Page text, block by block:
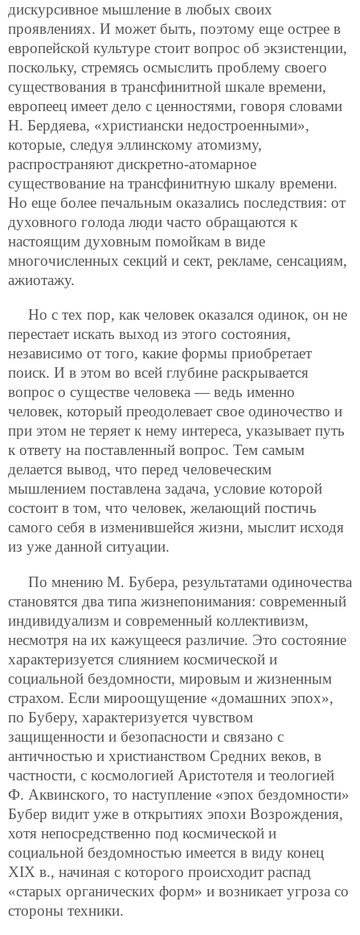
дискурсивное мышление в любых своих
проявлениях. И может быть, поэтому еще острее в
европейской культуре стоит вопрос об экзистенции,
поскольку, стремясь осмыслить проблему своего
существования в трансфинитной шкале времени,
европеец имеет дело с ценностями, говоря словами
Н. Бердяева, «христиански недостроенными»,
которые, следуя эллинскому атомизму,
распространяют дискретно-атомарное
существование на трансфинитную шкалу времени.
Но еще более печальным оказались последствия: от
духовного голода люди часто обращаются к
настоящим духовным помойкам в виде
многочисленных секций и сект, рекламе, сенсациям,
ажиотажу.
Но с тех пор, как человек оказался одинок, он не
перестает искать выход из этого состояния,
независимо от того, какие формы приобретает
поиск. И в этом во всей глубине раскрывается
вопрос о существе человека — ведь именно
человек, который преодолевает свое одиночество и
при этом не теряет к нему интереса, указывает путь
к ответу на поставленный вопрос. Тем самым
делается вывод, что перед человеческим
мышлением поставлена задача, условие которой
состоит в том, что человек, желающий постичь
самого себя в изменившейся жизни, мыслит исходя
из уже данной ситуации.
По мнению М. Бубера, результатами одиночества
становятся два типа жизнепонимания: современный
индивидуализм и современный коллективизм,
несмотря на их кажущееся различие. Это состояние
характеризуется слиянием космической и
социальной бездомности, мировым и жизненным
страхом. Если мироощущение «домашних эпох»,
по Буберу, характеризуется чувством
защищенности и безопасности и связано с
античностью и христианством Средних веков, в
частности, с космологией Аристотеля и теологией
Ф. Аквинского, то наступление «эпох бездомности»
Бубер видит уже в открытиях эпохи Возрождения,
хотя непосредственно под космической и
социальной бездомностью имеется в виду конец
XIX в., начиная с которого происходит распад
«старых органических форм» и возникает угроза со
стороны техники.